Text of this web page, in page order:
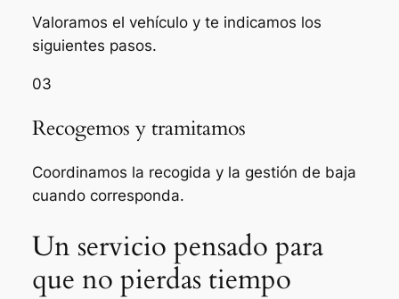
Valoramos el vehículo y te indicamos los
siguientes pasos.
03
Recogemos y tramitamos
Coordinamos la recogida y la gestión de baja
cuando corresponda.
Un servicio pensado para
que no pierdas tiempo